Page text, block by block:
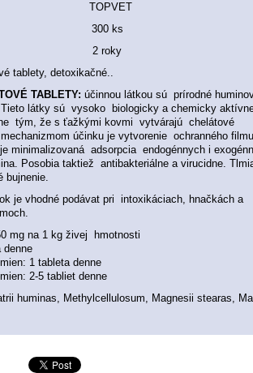
: TOPVET
: 300 ks
: 2 roky
tablety, detoxikačné..
TABLETY: účinnou látkou sú prírodné
látky sú vysoko biologicky a chemicky
tým, že s ťažkými kovmi vytvárajú chelátové
účinku je vytvorenie ochranného
minimalizovaná adsorpcia endogénnych i
Posobia taktiež antibakteriálne a virucidne.
bujnenie.
je vhodné podávat pri intoxikáciach, hnačkách a
mg na 1 kg živej hmotnosti
denne
1 tableta denne
2-5 tabliet denne
huminas, Methylcellulosum, Magnesii stearas,